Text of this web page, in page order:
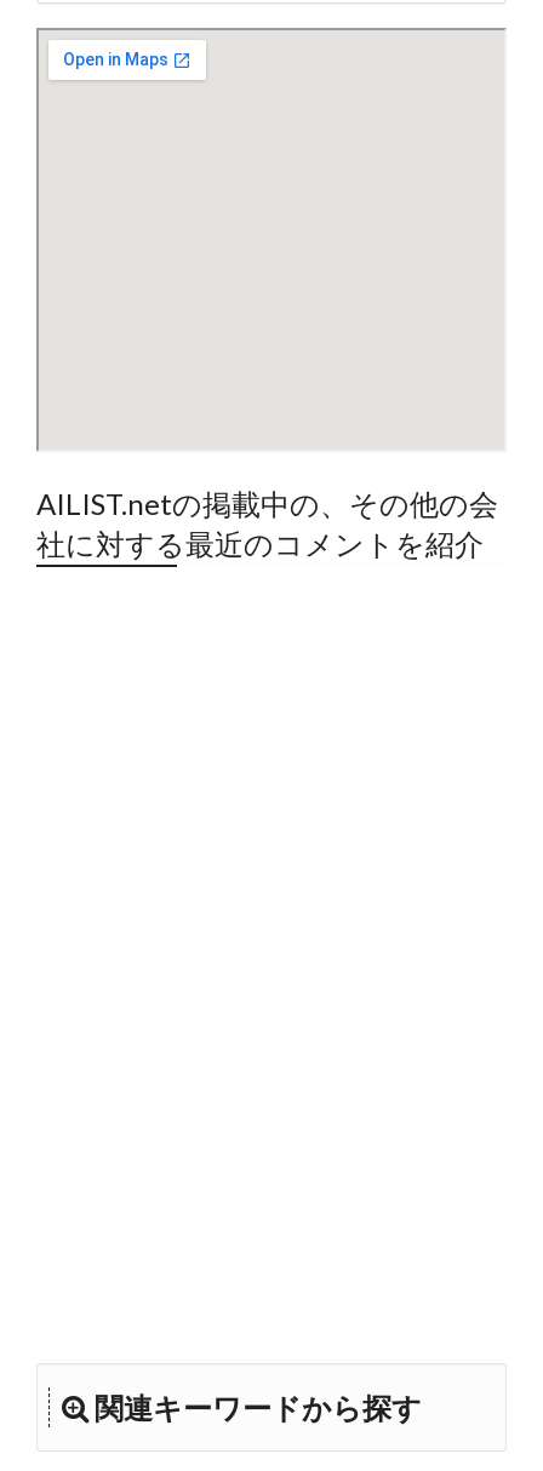
AILIST.netの掲載中の、その他の会
社に対する最近のコメントを紹介
関連キーワードから探す